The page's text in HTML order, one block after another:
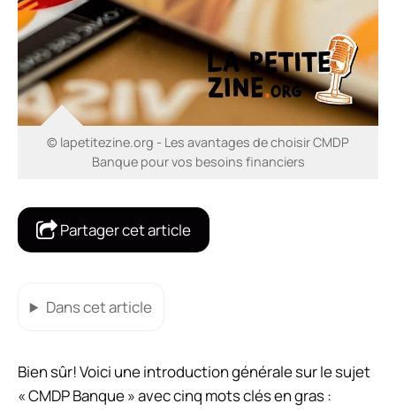
© lapetitezine.org - Les avantages de choisir CMDP
Banque pour vos besoins financiers
Partager cet article
Dans cet article
Bien sûr! Voici une introduction générale sur le sujet
« CMDP Banque » avec cinq mots clés en gras :